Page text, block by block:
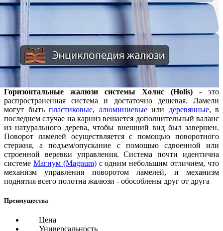
Горизонтальные жалюзи системы Холис (Holis) - это
распространенная система и достаточно дешевая. Ламели
могут быть пластиковые, алюминиевыеили деревянные, в
последнем случае на карниз вешается дополнительный валанс
из натурального дерева, чтобы внешний вид был завершен.
Поворот ламелей осуществляется с помощью поворотного
стержня, а подъем/опускание с помощью сдвоенной или
строенной веревки управления. Система почти идентична
системе Магнум (Magnum)с одним небольшим отличием, что
механизм управления поворотом ламелей, и механизм
поднятия всего полотна жалюзи - обособлены друг от друга
Преимущества
Цена
Универсальность